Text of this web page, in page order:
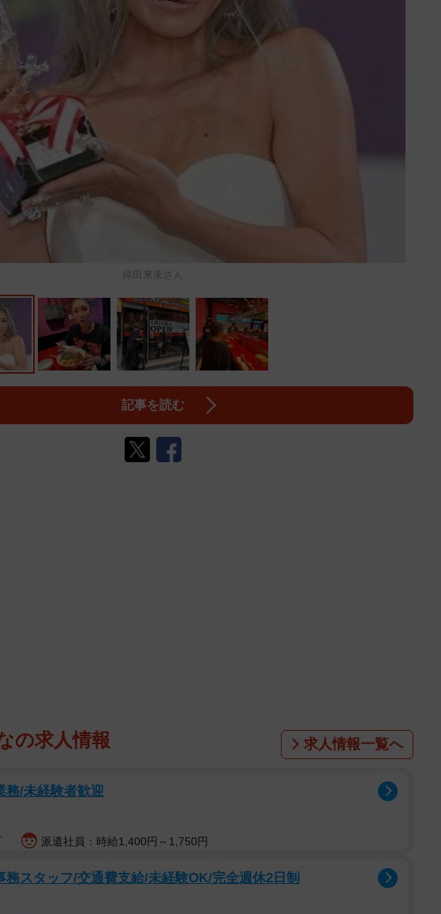
倖田來未さん
記事を読む
の求人情報 求人情報一覧へ
務/未経験者歓迎
派遣社員：時給1,400円～1,750円
務スタッフ/交通費支給/未経験OK/完全週休2日制